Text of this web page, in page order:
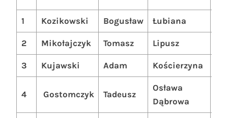
1 Kozikowski Bogusław Łubiana
2 Mikołajczyk Tomasz Lipusz
3 Kujawski Adam Kościerzyna
4 Gostomczyk Tadeusz
Osława
Dąbrowa